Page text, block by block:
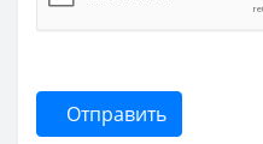
Отправить